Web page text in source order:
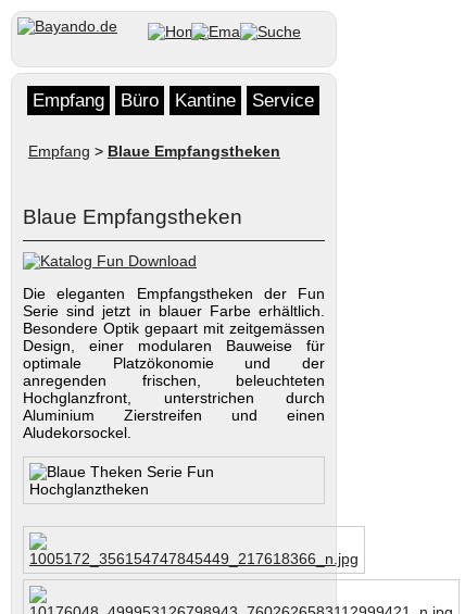
Empfang Büro Kantine Service
Empfang > Blaue Empfangstheken
Blaue Empfangstheken
Die eleganten Empfangstheken der Fun
Serie sind jetzt in blauer Farbe erhältlich.
Besondere Optik gepaart mit zeitgemässen
Design, einer modularen Bauweise für
optimale Platzökonomie und der
anregenden frischen, beleuchteten
Hochglanzfront, unterstrichen durch
Aluminium Zierstreifen und einen
Aludekorsockel.